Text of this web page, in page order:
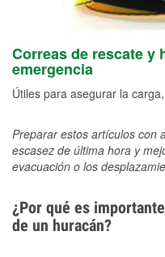
Correas de rescate y
emergencia
Útiles para asegurar la
Preparar estos artículos con
escasez de última hora y
evacuación o los
¿Por qué es
de un huracán?